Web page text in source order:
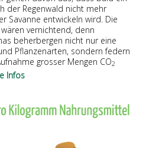
der Regenwald nicht mehr
Savanne entwickeln wird. Die
vernichtend, denn
beherbergen nicht nur eine
Pflanzenarten, sondern federn
grosser Mengen CO2
Infos